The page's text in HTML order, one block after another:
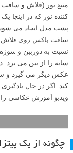
منبع نور (فلاش و سافت
کننده نور که در
پشت مدل ایجاد می شود
سافت باکس روی فلاش
نسبت به دوربین و
سایه را از بین می
عکس دیگر می گیرد و
کند. اگر در حال
ویدیو آموزش عکاسی را
چگونه از یک